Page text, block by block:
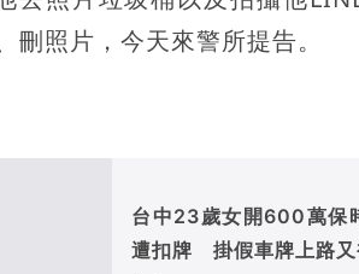
照片，今天來警所提告。
台中23歲女開600萬保
遭扣牌 掛假車牌上路又